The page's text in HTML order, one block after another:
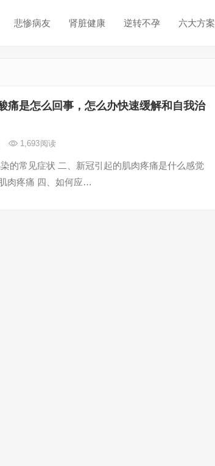
悲惨病友 肾脏健康 逆转不孕 六大方案
痛是怎么回事，怎么办快速缓解和自我治
1,693阅读
的常见症状 二、新冠引起的肌肉疼痛是什么感觉
肉疼痛 四、如何应…